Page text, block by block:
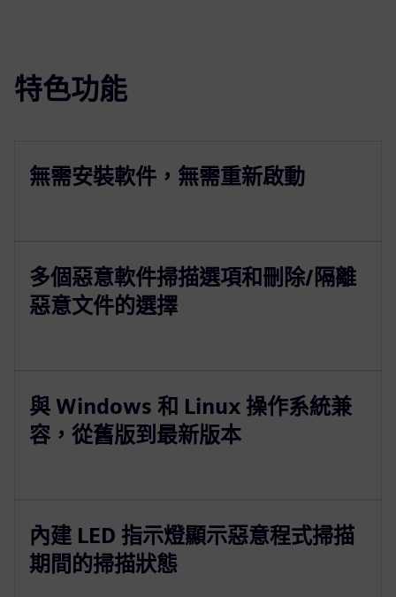
特色功能
無需安裝軟件，無需重新啟動
多個惡意軟件掃描選項和刪除/隔離
惡意文件的選擇
與 Windows 和 Linux 操作系統兼
容，從舊版到最新版本
內建 LED 指示燈顯示惡意程式掃描
期間的掃描狀態